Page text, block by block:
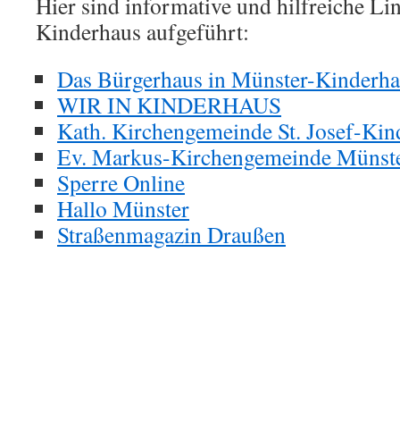
Kinderhaus aufgeführt:
Das Bürgerhaus in Münster-
WIR IN KINDERHAUS
Kath. Kirchengemeinde St. Josef-
Ev. Markus-Kirchengemeinde
Sperre Online
Hallo Münster
Straßenmagazin Draußen